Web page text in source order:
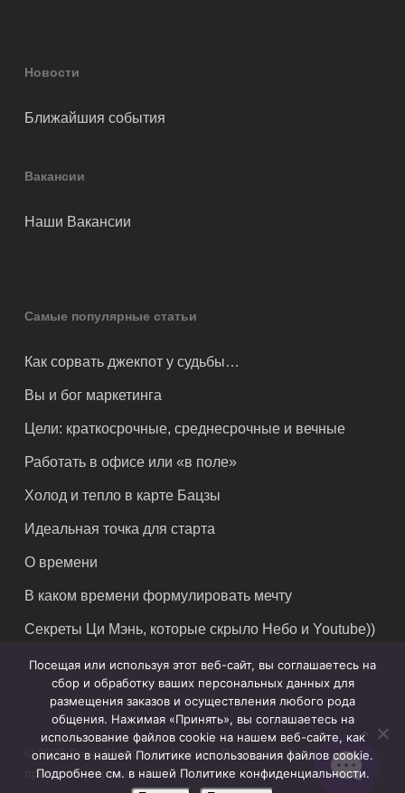
Новости
Ближайшия события
Вакансии
Наши Вакансии
Самые популярные статьи
Как сорвать джекпот у судьбы…
Вы и бог маркетинга
Цели: краткосрочные, среднесрочные и вечные
Работать в офисе или «в поле»
Холод и тепло в карте Бацзы
Идеальная точка для старта
О времени
В каком времени формулировать мечту
Секреты Ци Мэнь, которые скрыло Небо и Youtube))
© 2026 Feng Shui Crazy Journey. Владимир Захаров. Все
права защищены.
Посещая или используя этот веб-сайт, вы соглашаетесь на
сбор и обработку ваших персональных данных для
размещения заказов и осуществления любого рода
общения. Нажимая «Принять», вы соглашаетесь на
использование файлов cookie на нашем веб-сайте, как
описано в нашей Политике использования файлов cookie.
Подробнее см. в нашей Политике конфиденциальности.